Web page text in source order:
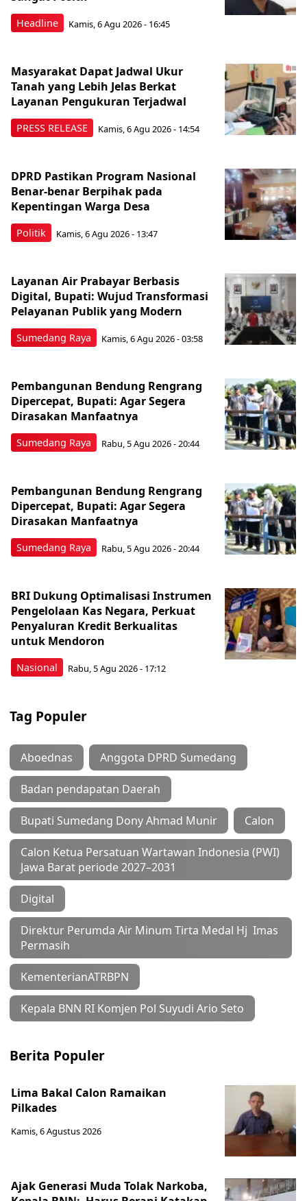
Headline Kamis, 6 Agu 2026 - 16:45
PRESS RELEASE
Masyarakat Dapat Jadwal Ukur
Tanah yang Lebih Jelas Berkat
Layanan Pengukuran Terjadwal
Kamis, 6 Agu 2026 - 14:54
Politik
DPRD Pastikan Program Nasional
Benar-benar Berpihak pada
Kepentingan Warga Desa
Kamis, 6 Agu 2026 - 13:47
Sumedang Raya
Layanan Air Prabayar Berbasis
Digital, Bupati: Wujud Transformasi
Pelayanan Publik yang Modern
Kamis, 6 Agu 2026 - 03:58
Sumedang Raya
Pembangunan Bendung Rengrang
Dipercepat, Bupati: Agar Segera
Dirasakan Manfaatnya
Rabu, 5 Agu 2026 - 20:44
Sumedang Raya
Pembangunan Bendung Rengrang
Dipercepat, Bupati: Agar Segera
Dirasakan Manfaatnya
Rabu, 5 Agu 2026 - 20:44
Nasional
BRI Dukung Optimalisasi Instrumen
Pengelolaan Kas Negara, Perkuat
Penyaluran Kredit Berkualitas
untuk Mendoron
Rabu, 5 Agu 2026 - 17:12
Tag Populer
Aboednas Anggota DPRD Sumedang
Badan pendapatan Daerah
Bupati Sumedang Dony Ahmad Munir Calon
Calon Ketua Persatuan Wartawan Indonesia (PWI)
Jawa Barat periode 2027–2031
Digital
Direktur Perumda Air Minum Tirta Medal Hj Imas
Permasih
KementerianATRBPN
Kepala BNN RI Komjen Pol Suyudi Ario Seto
Berita Populer
Lima Bakal Calon Ramaikan
Pilkades
Kamis, 6 Agustus 2026
Ajak Generasi Muda Tolak Narkoba,